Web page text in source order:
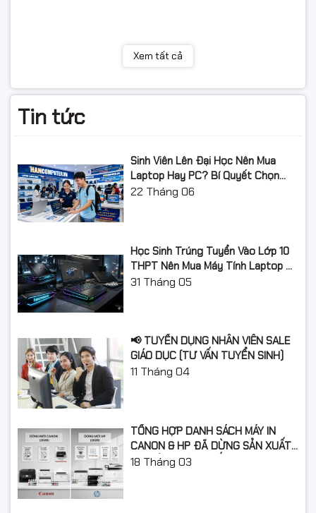
Trung QuốcXem tất cả
Tin tức
Sinh Viên Lên Đại Học Nên Mua
Laptop Hay PC? Bí Quyết Chọn
Máy Tính Đúng Nhu Cầu, Không
22 Tháng 06
Học Sinh Trúng Tuyển Vào Lớp 10
THPT Nên Mua Máy Tính Laptop Gì
Năm Học 2026 - 2027?
31 Tháng 05
📢 TUYỂN DỤNG NHÂN VIÊN SALE
GIÁO DỤC (TƯ VẤN TUYỂN SINH)
11 Tháng 04
TỔNG HỢP DANH SÁCH MÁY IN
CANON & HP ĐÃ DỪNG SẢN XUẤT:
LỘ TRÌNH NÂNG CẤP 2026
18 Tháng 03